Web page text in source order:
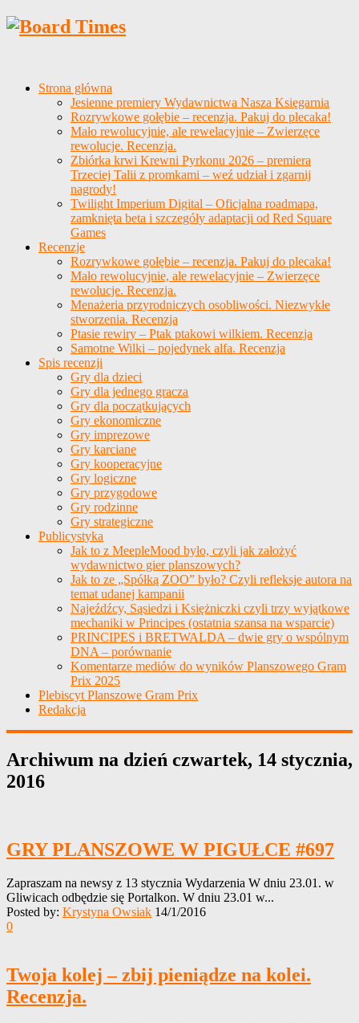
Strona główna
Jesienne premiery Wydawnictwa Nasza Księgarnia
Rozrywkowe gołębie – recenzja. Pakuj do plecaka!
Mało rewolucyjnie, ale rewelacyjnie – Zwierzęce
rewolucje. Recenzja.
Zbiórka krwi Krewni Pyrkonu 2026 – premiera
Trzeciej Talii z promkami – weź udział i zgarnij
nagrody!
Twilight Imperium Digital – Oficjalna roadmapa,
zamknięta beta i szczegóły adaptacji od Red Square
Games
Recenzje
Rozrywkowe gołębie – recenzja. Pakuj do plecaka!
Mało rewolucyjnie, ale rewelacyjnie – Zwierzęce
rewolucje. Recenzja.
Menażeria przyrodniczych osobliwości. Niezwykłe
stworzenia. Recenzja
Ptasie rewiry – Ptak ptakowi wilkiem. Recenzja
Samotne Wilki – pojedynek alfa. Recenzja
Spis recenzji
Gry dla dzieci
Gry dla jednego gracza
Gry dla początkujących
Gry ekonomiczne
Gry imprezowe
Gry karciane
Gry kooperacyjne
Gry logiczne
Gry przygodowe
Gry rodzinne
Gry strategiczne
Publicystyka
Jak to z MeepleMood było, czyli jak założyć
wydawnictwo gier planszowych?
Jak to ze „Spółką ZOO” było? Czyli refleksje autora na
temat udanej kampanii
Najeźdźcy, Sąsiedzi i Księżniczki czyli trzy wyjątkowe
mechaniki w Principes (ostatnia szansa na wsparcie)
PRINCIPES i BRETWALDA – dwie gry o wspólnym
DNA – porównanie
Komentarze mediów do wyników Planszowego Gram
Prix 2025
Plebiscyt Planszowe Gram Prix
Redakcja
Archiwum na dzień czwartek, 14 stycznia,
2016
GRY PLANSZOWE W PIGUŁCE #697
Zapraszam na newsy z 13 stycznia Wydarzenia W dniu 23.01. w
Gliwicach odbędzie się Portalkon. W dniu 23.01 w...
Posted by: Krystyna Owsiak 14/1/2016
0
Twoja kolej – zbij pieniądze na kolei.
Recenzja.